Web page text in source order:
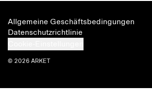
Allgemeine Geschäftsbedingungen
Datenschutzrichtlinie
© 2026 ARKET